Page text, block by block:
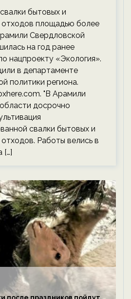
бытовых и
площадью более
Свердловской
на год ранее
нацпроекту «Экология».
в департаменте
политики региона.
"В Арамили
досрочно
свалки бытовых и
Работы велись в
[…]